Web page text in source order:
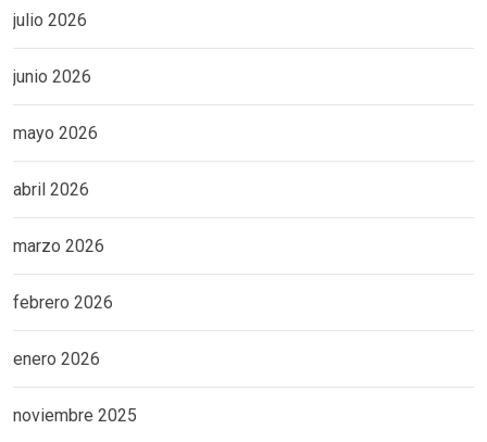
julio 2026
junio 2026
mayo 2026
abril 2026
marzo 2026
febrero 2026
enero 2026
noviembre 2025